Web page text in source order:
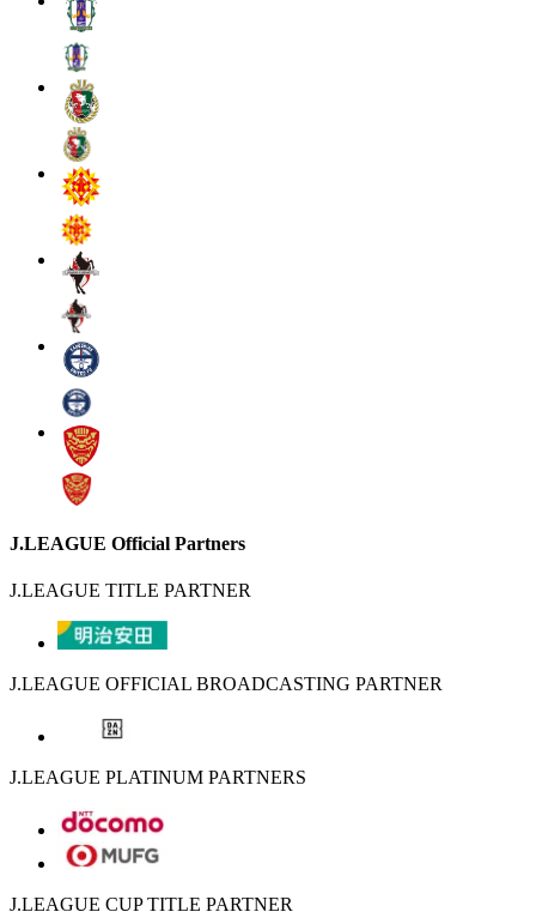
J.LEAGUE Official Partners
J.LEAGUE TITLE PARTNER
J.LEAGUE OFFICIAL BROADCASTING PARTNER
J.LEAGUE PLATINUM PARTNERS
J.LEAGUE CUP TITLE PARTNER